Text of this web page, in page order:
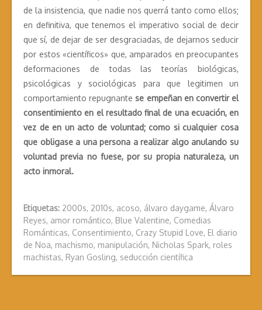
de la insistencia, que nadie nos querrá tanto como ellos;
en definitiva, que tenemos el imperativo social de decir
que sí, de dejar de ser desgraciadas, de dejarnos seducir
por estos «científicos» que, amparados en preocupantes
deformaciones de todas las teorías biológicas,
psicológicas y sociológicas para que legitimen un
comportamiento repugnante se empeñan en convertir el
consentimiento en el resultado final de una ecuación, en
vez de en un acto de voluntad; como si cualquier cosa
que obligase a una persona a realizar algo anulando su
voluntad previa no fuese, por su propia naturaleza, un
acto inmoral.
Etiquetas: 2000s, 2010s, acoso, álvaro daygame, Álvaro
Reyes, amor romántico, Blue Valentine, Comedias
Románticas, Consentimiento, Crazy Stupid Love, El diario
de Noa, machismo, manipulación, Nicholas Spark, roles
machistas, Ryan Gosling, seducción científica